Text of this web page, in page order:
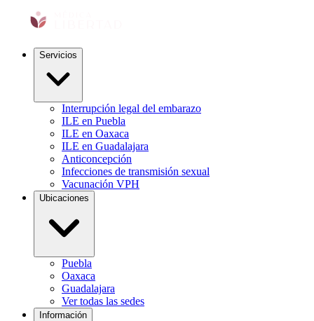
Servicios
Interrupción legal del embarazo
ILE en Puebla
ILE en Oaxaca
ILE en Guadalajara
Anticoncepción
Infecciones de transmisión sexual
Vacunación VPH
Ubicaciones
Puebla
Oaxaca
Guadalajara
Ver todas las sedes
Información